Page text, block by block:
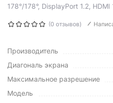
178°/178°, DisplayPort 1.2,
(0 отзывов)
Производитель
Диагональ экрана
Максимальное разрешение
Модель